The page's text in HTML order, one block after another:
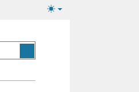
Lichte/donkere